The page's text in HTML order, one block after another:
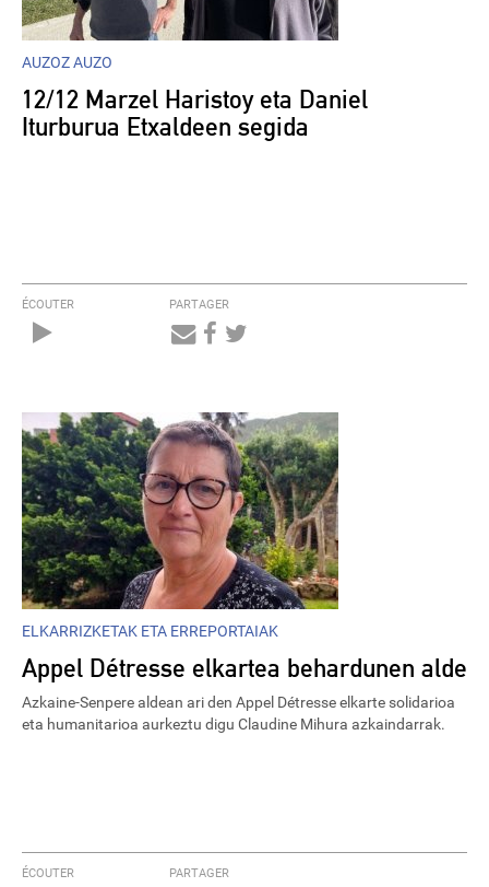
AUZOZ AUZO
12/12 Marzel Haristoy eta Daniel
Iturburua Etxaldeen segida
ÉCOUTER PARTAGER
ELKARRIZKETAK ETA ERREPORTAIAK
Appel Détresse elkartea behardunen alde
Azkaine-Senpere aldean ari den Appel Détresse elkarte solidarioa
eta humanitarioa aurkeztu digu Claudine Mihura azkaindarrak.
ÉCOUTER PARTAGER